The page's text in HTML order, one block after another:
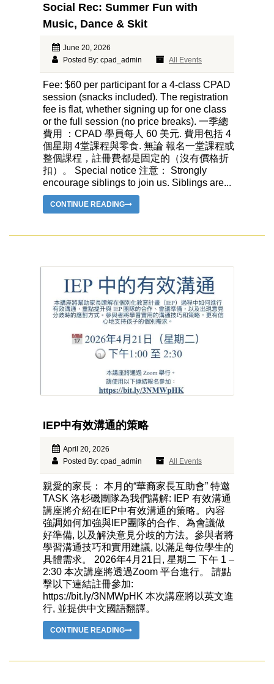
Social Rec: Summer Fun with
Music, Dance & Skit
June 20, 2026
Posted By: cpad_admin
All Events
Fee: $60 per participant for a 4-class CPAD
session (snacks included). The registration
fee is flat, whether signing up for one class
or the full session (no price breaks). 一季總
費用 ：CPAD 學員每人 60 美元. 費用包括 4
個星期 4堂課程與零食. 無論 報名一堂課程或
整個課程，註冊費都是固定的（沒有價格折
扣）。 Special notice 注意： Strongly
encourage siblings to join us. Siblings are...
CONTINUE READING
IEP中有效溝通的策略
April 20, 2026
Posted By: cpad_admin
All Events
親愛的家長： 本月的“華裔家長互助會” 特邀
TASK 洛杉磯團隊為我們講解: IEP 有效溝通
講座將介紹在IEP中有效溝通的策略。內容
強調如何加強與IEP團隊的合作、為會議做
好準備, 以及解決意見分歧的方法。參與者將
學習溝通技巧和實用建議, 以滿足每位學生的
具體需求。 2026年4月21日, 星期二 下午 1 –
2:30 本次講座將透過Zoom 平台進行。 請點
擊以下連結註冊參加:
https://bit.ly/3NMWpHK 本次講座將以英文進
行, 並提供中文國語翻譯。
CONTINUE READING